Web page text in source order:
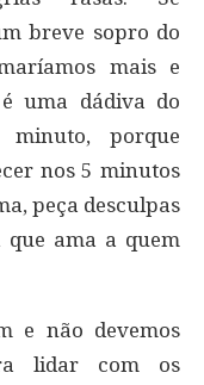
breve sopro do
mais e
uma dádiva do
minuto, porque
nos 5 minutos
peça desculpas
ama a quem
e não devemos
lidar com os